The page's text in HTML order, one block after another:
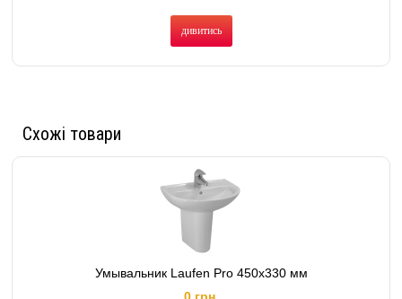
дивитись
Схожі товари
Умывальник Laufen Pro 450х330 мм